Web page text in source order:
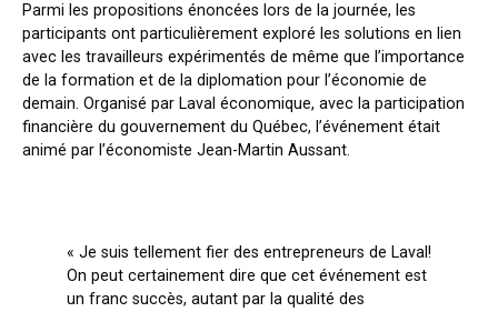
Parmi les propositions énoncées lors de la journée, les
participants ont particulièrement exploré les solutions en lien
avec les travailleurs expérimentés de même que l’importance
de la formation et de la diplomation pour l’économie de
demain. Organisé par Laval économique, avec la participation
financière du gouvernement du Québec, l’événement était
animé par l’économiste Jean-Martin Aussant.
« Je suis tellement fier des entrepreneurs de Laval!
On peut certainement dire que cet événement est
un franc succès, autant par la qualité des